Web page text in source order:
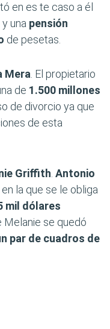
en es te caso a él
una pensión
de pesetas.
Mera . El propietario
de 1.500 millones
de divorcio ya que
de esta
Griffith Antonio
la que se le obliga
mil dólares
Melanie se quedó
par de cuadros de